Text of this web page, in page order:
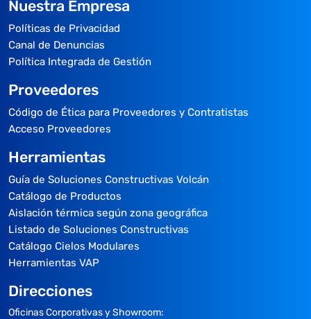
Nuestra Empresa
Políticas de Privacidad
Canal de Denuncias
Política Integrada de Gestión
Proveedores
Código de Ética para Proveedores y Contratistas
Acceso Proveedores
Herramientas
Guía de Soluciones Constructivas Volcán
Catálogo de Productos
Aislación térmica según zona geográfica
Listado de Soluciones Constructivas
Catálogo Cielos Modulares
Herramientas VAP
Direcciones
Oficinas Corporativas y Showroom: